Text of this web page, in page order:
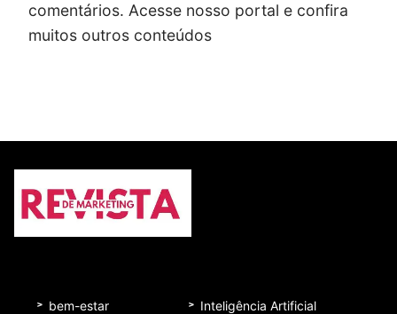
comentários. Acesse nosso portal e confira
muitos outros conteúdos
bem-estar Inteligência Artificial